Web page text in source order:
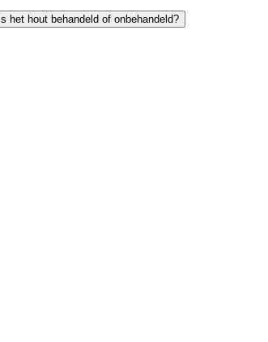
Is het hout behandeld of onbehandeld?